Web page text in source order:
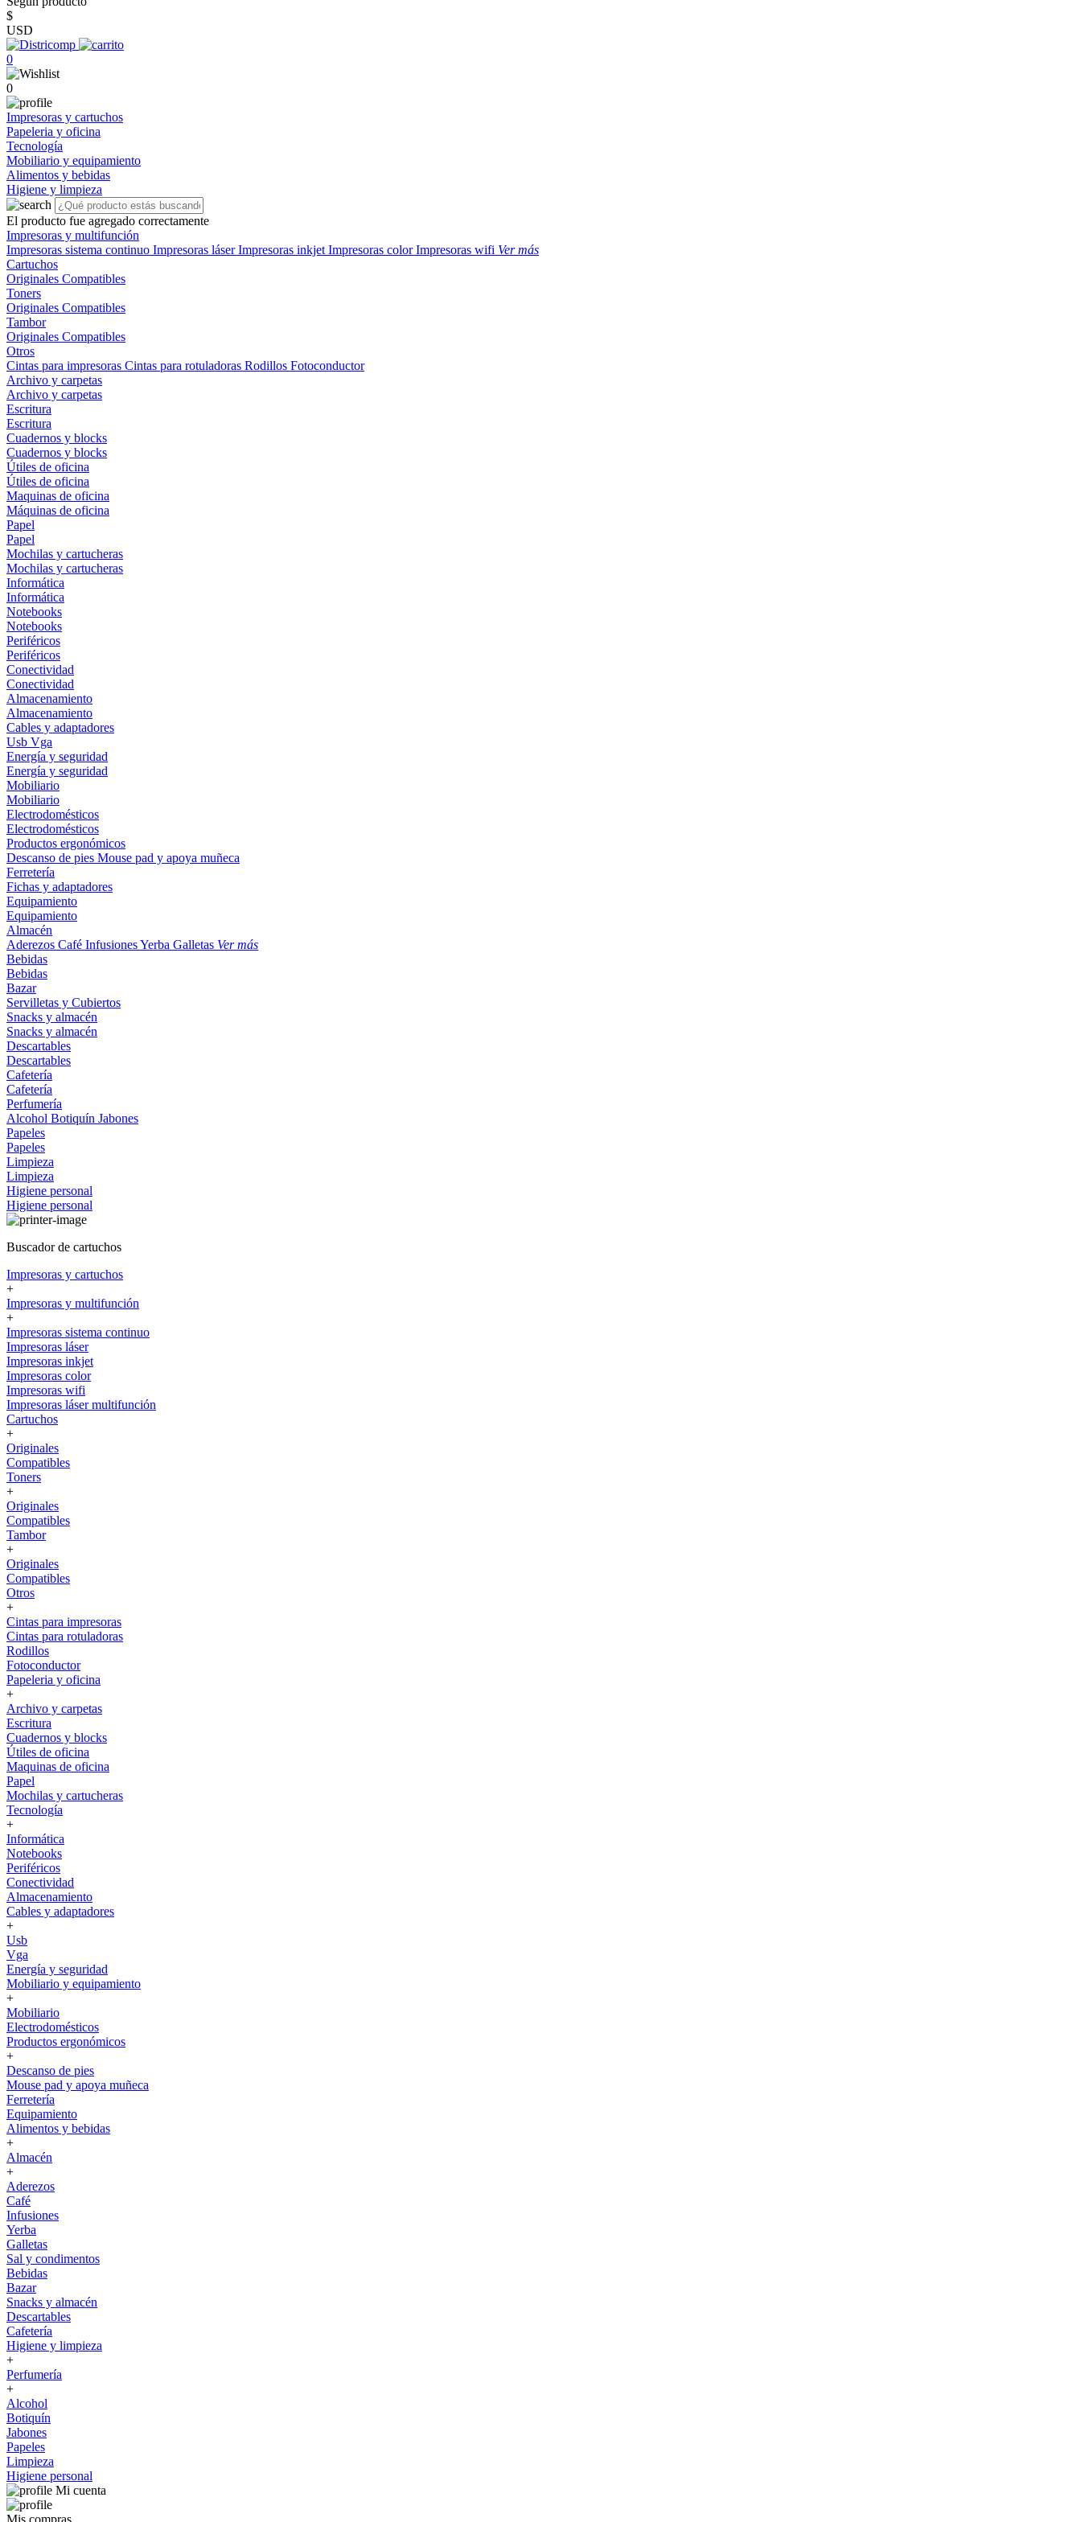
$
USD
0
0
Impresoras y cartuchos
Papeleria y oficina
Tecnología
Mobiliario y equipamiento
Alimentos y bebidas
Higiene y limpieza
El producto fue agregado correctamente
Impresoras y multifunción
Impresoras sistema continuo Impresoras láserImpresoras inkjet Impresoras colorImpresoras wifi Ver más
Cartuchos
Originales Compatibles
Toners
Originales Compatibles
Tambor
Originales Compatibles
Otros
Cintas para impresoras Cintas para rotuladoras Rodillos Fotoconductor
Archivo y carpetas
Archivo y carpetas
Escritura
Escritura
Cuadernos y blocks
Cuadernos y blocks
Útiles de oficina
Útiles de oficina
Maquinas de oficina
Máquinas de oficina
Papel
Papel
Mochilas y cartucheras
Mochilas y cartucheras
Informática
Informática
Notebooks
Notebooks
Periféricos
Periféricos
Conectividad
Conectividad
Almacenamiento
Almacenamiento
Cables y adaptadores
Usb Vga
Energía y seguridad
Energía y seguridad
Mobiliario
Mobiliario
Electrodomésticos
Electrodomésticos
Productos ergonómicos
Descanso de pies Mouse pad y apoya muñeca
Ferretería
Fichas y adaptadores
Equipamiento
Equipamiento
Almacén
Aderezos Café InfusionesYerba Galletas Ver más
Bebidas
Bebidas
Bazar
Servilletas y Cubiertos
Snacks y almacén
Snacks y almacén
Descartables
Descartables
Cafetería
Cafetería
Perfumería
Alcohol Botiquín Jabones
Papeles
Papeles
Limpieza
Limpieza
Higiene personal
Higiene personal
Buscador de cartuchos
Impresoras y cartuchos
+
Impresoras y multifunción
+
Impresoras sistema continuo
Impresoras láser
Impresoras inkjet
Impresoras color
Impresoras wifi
Impresoras láser multifunción
Cartuchos
+
Originales
Compatibles
Toners
+
Originales
Compatibles
Tambor
+
Originales
Compatibles
Otros
+
Cintas para impresoras
Cintas para rotuladoras
Rodillos
Fotoconductor
Papeleria y oficina
+
Archivo y carpetas
Escritura
Cuadernos y blocks
Útiles de oficina
Maquinas de oficina
Papel
Mochilas y cartucheras
Tecnología
+
Informática
Notebooks
Periféricos
Conectividad
Almacenamiento
Cables y adaptadores
+
Usb
Vga
Energía y seguridad
Mobiliario y equipamiento
+
Mobiliario
Electrodomésticos
Productos ergonómicos
+
Descanso de pies
Mouse pad y apoya muñeca
Ferretería
Equipamiento
Alimentos y bebidas
+
Almacén
+
Aderezos
Café
Infusiones
Yerba
Galletas
Sal y condimentos
Bebidas
Bazar
Snacks y almacén
Descartables
Cafetería
Higiene y limpieza
+
Perfumería
+
Alcohol
Botiquín
Jabones
Papeles
Limpieza
Higiene personal
Mi cuenta
Mis compras